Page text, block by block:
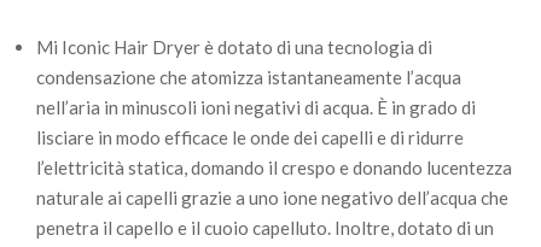
Mi Iconic Hair Dryer è dotato di una tecnologia di
condensazione che atomizza istantaneamente l’acqua
nell’aria in minuscoli ioni negativi di acqua. È in grado di
lisciare in modo efficace le onde dei capelli e di ridurre
l’elettricità statica, domando il crespo e donando lucentezza
naturale ai capelli grazie a uno ione negativo dell’acqua che
penetra il capello e il cuoio capelluto. Inoltre, dotato di un